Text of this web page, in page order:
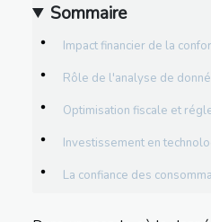
Sommaire
Impact financier de la
Rôle de l'analyse de
Optimisation fiscale et
Investissement en
La confiance des